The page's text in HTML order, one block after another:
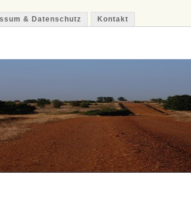
& Datenschutz Kontakt